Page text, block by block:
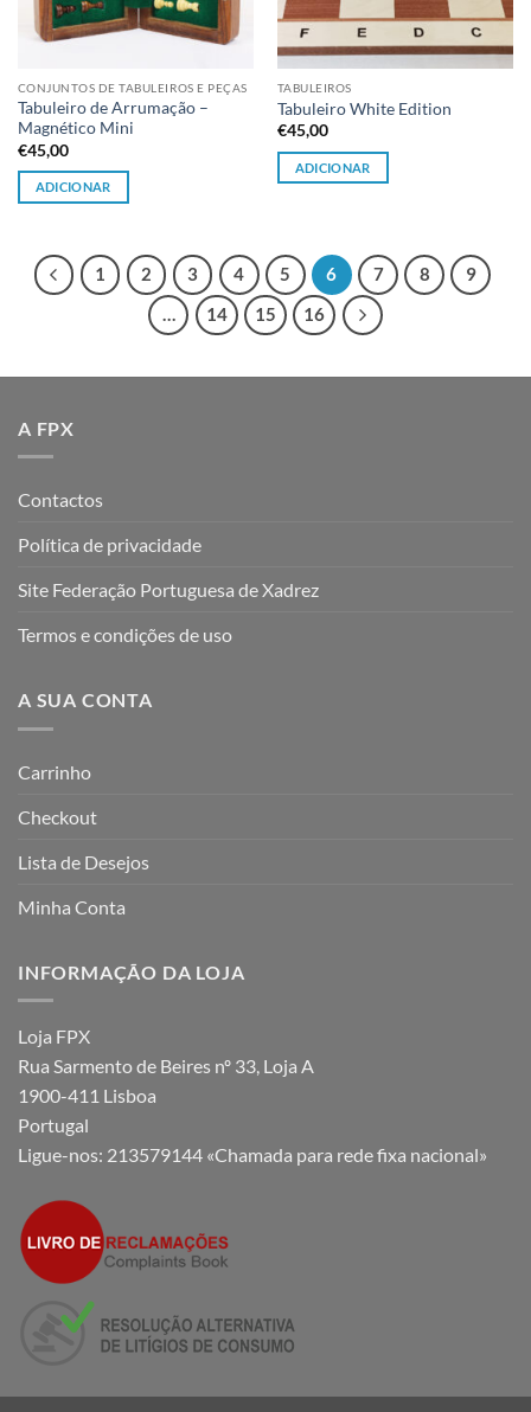
CONJUNTOS DE TABULEIROS E PEÇAS
Tabuleiro de Arrumação –
Magnético Mini
€45,00
ADICIONAR
TABULEIROS
Tabuleiro White Edition
€45,00
ADICIONAR
1 2 3 4 5 6 7 8
9
…
14 15 16
A FPX
Contactos
Política de privacidade
Site Federação Portuguesa de Xadrez
Termos e condições de uso
A SUA CONTA
Carrinho
Checkout
Lista de Desejos
Minha Conta
INFORMAÇÃO DA LOJA
Loja FPX
Rua Sarmento de Beires nº 33, Loja A
1900-411 Lisboa
Portugal
Ligue-nos: 213579144 «Chamada para rede fixa nacional»